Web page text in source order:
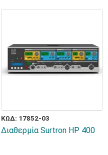
ΚΩΔ: 17852-03
Διαθερμία Surtron HP 400